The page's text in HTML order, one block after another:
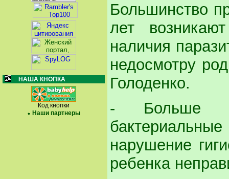
НАША КНОПКА
Код кнопки
Наши партнеры
Большинство
лет
наличия
недосмотру
Голоденко.
- Больше
нарушение
ребенка